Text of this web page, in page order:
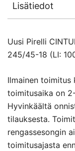
Lisätiedot
Uusi Pirelli
245/45-18 (LI:
Ilmainen toimitus
toimitusaika on
Hyvinkäältä
tilauksesta.
rengassesongin
toimitusajasta